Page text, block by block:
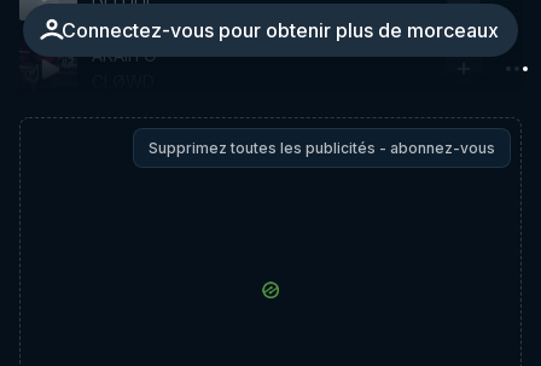
Connectez-vous pour obtenir plus de morceaux
DELUHI
AKAIITO
Supprimez toutes les publicités - abonnez-vous